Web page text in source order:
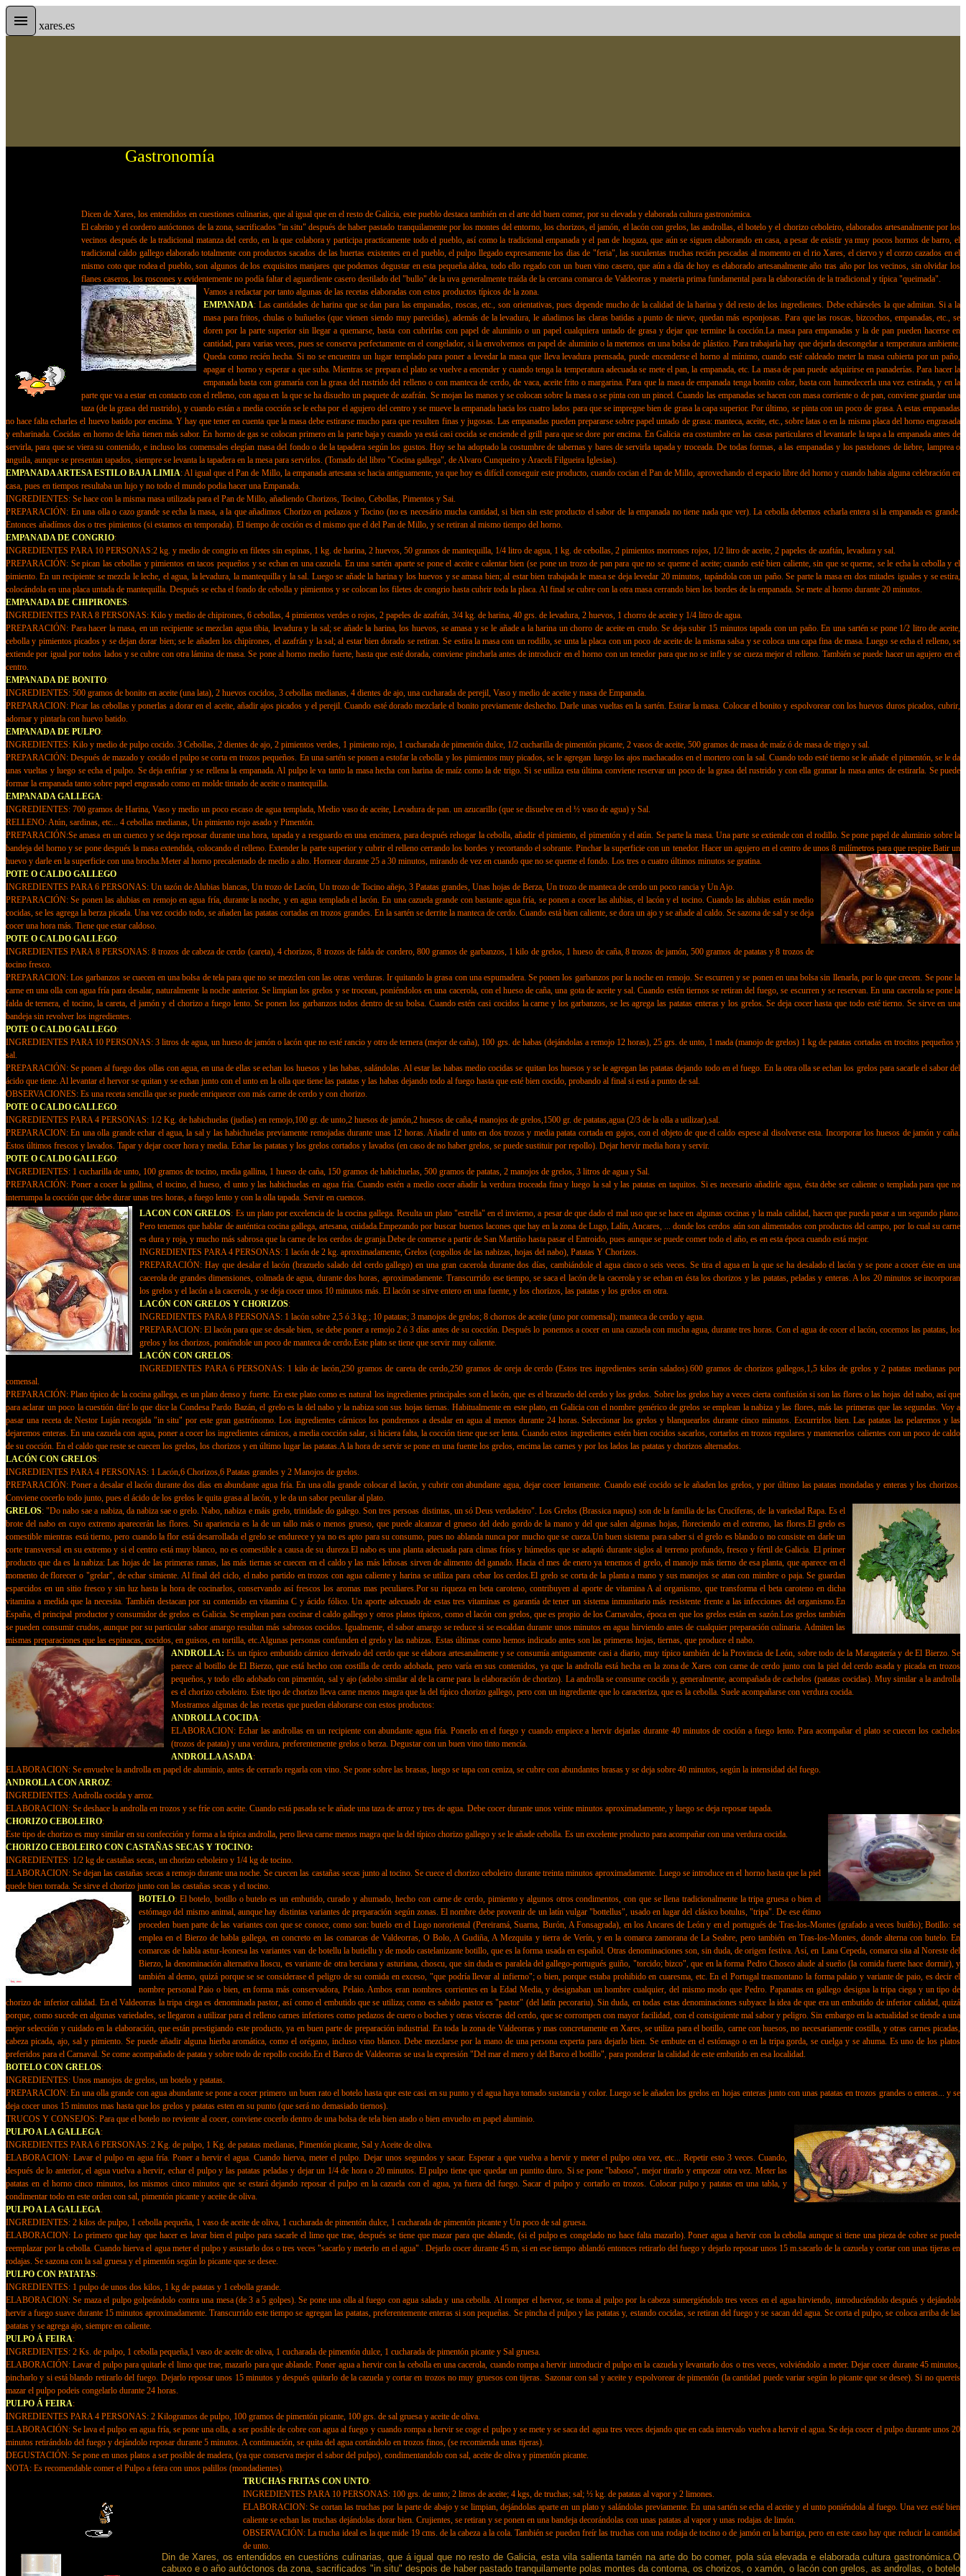
xares.es
Gastronomía
Dicen de Xares, los entendidos en cuestiones culinarias, que al igual que en el resto de Galicia, este pueblo destaca también en el arte del buen comer, por su elevada y elaborada cultura gastronómica.
El cabrito y el cordero autóctonos de la zona, sacrificados "in situ" después de haber pastado tranquilamente por los montes del entorno, los chorizos, el jamón, el lacón con grelos, las androllas, el botelo y el chorizo ceboleiro, elaborados artesanalmente por los
vecinos después de la tradicional matanza del cerdo, en la que colabora y participa practicamente todo el pueblo, así como la tradicional empanada y el pan de hogaza, que aún se siguen elaborando en casa, a pesar de existir ya muy pocos hornos de barro, el
tradicional caldo gallego elaborado totalmente con productos sacados de las huertas existentes en el pueblo, el pulpo llegado expresamente los dias de "feria", las suculentas truchas recién pescadas al momento en el rio Xares, el ciervo y el corzo cazados en el
mismo coto que rodea el pueblo, son algunos de los exquisitos manjares que podemos degustar en esta pequeña aldea, todo ello regado con un buen vino casero, que aún a día de hoy es elaborado artesanalmente año tras año por los vecinos, sin olvidar los
flanes caseros, los roscones y evidentemente no podía faltar el aguardiente casero destilado del "bullo" de la uva generalmente traída de la cercana comarca de Valdeorras y materia prima fundamental para la elaboración de la tradicional y típica "queimada".
Vamos a redactar por tanto algunas de las recetas elaboradas con estos productos típicos de la zona.
EMPANADA: Las cantidades de harina que se dan para las empanadas, roscas, etc., son orientativas, pues depende mucho de la calidad de la harina y del resto de los ingredientes. Debe echárseles la que admitan. Si a la
masa para fritos, chulas o buñuelos (que vienen siendo muy parecidas), además de la levadura, le añadimos las claras batidas a punto de nieve, quedan más esponjosas. Para que las roscas, bizcochos, empanadas, etc., se
doren por la parte superior sin llegar a quemarse, basta con cubrirlas con papel de aluminio o un papel cualquiera untado de grasa y dejar que termine la cocción.La masa para empanadas y la de pan pueden hacerse en
cantidad, para varias veces, pues se conserva perfectamente en el congelador, si la envolvemos en papel de aluminio o la metemos en una bolsa de plástico. Para trabajarla hay que dejarla descongelar a temperatura ambiente.
Queda como recién hecha. Si no se encuentra un lugar templado para poner a levedar la masa que lleva levadura prensada, puede encenderse el horno al mínimo, cuando esté caldeado meter la masa cubierta por un paño,
apagar el horno y esperar a que suba. Mientras se prepara el plato se vuelve a encender y cuando tenga la temperatura adecuada se mete el pan, la empanada, etc. La masa de pan puede adquirirse en panaderías. Para hacer la
empanada basta con gramaría con la grasa del rustrido del relleno o con manteca de cerdo, de vaca, aceite frito o margarina. Para que la masa de empanada tenga bonito color, basta con humedecerla una vez estirada, y en la
parte que va a estar en contacto con el relleno, con agua en la que se ha disuelto un paquete de azafrán. Se mojan las manos y se colocan sobre la masa o se pinta con un pincel. Cuando las empanadas se hacen con masa corriente o de pan, conviene guardar una
taza (de la grasa del rustrido), y cuando están a media cocción se le echa por el agujero del centro y se mueve la empanada hacia los cuatro lados para que se impregne bien de grasa la capa superior. Por último, se pinta con un poco de grasa. A estas empanadas
no hace falta echarles el huevo batido por encima. Y hay que tener en cuenta que la masa debe estirarse mucho para que resulten finas y jugosas. Las empanadas pueden prepararse sobre papel untado de grasa: manteca, aceite, etc., sobre latas o en la misma placa del horno engrasada
y enharinada. Cocidas en horno de leña tienen más sabor. En horno de gas se colocan primero en la parte baja y cuando ya está casi cocida se enciende el grill para que se dore por encima. En Galicia era costumbre en las casas particulares el levantarle la tapa a la empanada antes de
servirla, para que se viera su contenido, e incluso los comensales elegían masa del fondo o de la tapadera según los gustos. Hoy se ha adoptado la costumbre de tabernas y bares de servirla tapada y troceada. De todas formas, a las empanadas y los pastelones de liebre, lamprea o
anguila, aunque se presentan tapados, siempre se levanta la tapadera en la mesa para servirlos. (Tomado del libro "Cocina gallega", de Alvaro Cunqueiro y Araceli Filgueira Iglesias).
EMPANADA ARTESA ESTILO BAJA LIMIA:Al igual que el Pan de Millo, la empanada artesana se hacia antiguamente, ya que hoy es difícil conseguir este producto, cuando cocian el Pan de Millo, aprovechando el espacio libre del horno y cuando habia alguna celebración en
casa, pues en tiempos resultaba un lujo y no todo el mundo podia hacer una Empanada.
INGREDIENTES: Se hace con la misma masa utilizada para el Pan de Millo, añadiendo Chorizos, Tocino, Cebollas, Pimentos y Sai.
PREPARACIÓN: En una olla o cazo grande se echa la masa, a la que añadimos Chorizo en pedazos y Tocino (no es necesário mucha cantidad, si bien sin este producto el sabor de la empanada no tiene nada que ver). La cebolla debemos echarla entera si la empanada es grande.
Entonces añadímos dos o tres pimientos (si estamos en temporada). El tiempo de coción es el mismo que el del Pan de Millo, y se retiran al mismo tiempo del horno.
EMPANADA DE CONGRIO:
INGREDIENTES PARA 10 PERSONAS:2 kg. y medio de congrio en filetes sin espinas, 1 kg. de harina, 2 huevos, 50 gramos de mantequilla, 1/4 litro de agua, 1 kg. de cebollas, 2 pimientos morrones rojos, 1/2 litro de aceite, 2 papeles de azaftán, levadura y sal.
PREPARACIÓN: Se pican las cebollas y pimientos en tacos pequeños y se echan en una cazuela. En una sartén aparte se pone el aceite e calentar bien (se pone un trozo de pan para que no se queme el aceite; cuando esté bien caliente, sin que se queme, se le echa la cebolla y el
pimiento. En un recipiente se mezcla le leche, el agua, la levadura, la mantequilla y la sal. Luego se añade la harina y los huevos y se amasa bien; al estar bien trabajada le masa se deja levedar 20 minutos, tapándola con un paño. Se parte la masa en dos mitades iguales y se estira,
colocándola en una placa untada de mantequilla. Después se echa el fondo de cebolla y pimientos y se colocan los filetes de congrio hasta cubrir toda la placa. Al final se cubre con la otra masa cerrando bien los bordes de la empanada. Se mete al horno durante 20 minutos.
EMPANADA DE CHIPIRONES:
INGREDIENTES PARA 8 PERSONAS: Kilo y medio de chipirones, 6 cebollas, 4 pimientos verdes o rojos, 2 papeles de azafrán, 3/4 kg. de harina, 40 grs. de levadura, 2 huevos, 1 chorro de aceite y 1/4 litro de agua.
PREPARACIÓN: Para hacer la masa, en un recipiente se mezclan agua tibia, levadura y la sal; se añade la harina, los huevos, se amasa y se le añade a la harina un chorro de aceite en crudo. Se deja subir 15 minutos tapada con un paño. En una sartén se pone 1/2 litro de aceite,
cebolla y pimientos picados y se dejan dorar bien; se le añaden los chipirones, el azafrán y la sal; al estar bien dorado se retiran. Se estira la masa con un rodillo, se unta la placa con un poco de aceite de la misma salsa y se coloca una capa fina de masa. Luego se echa el relleno, se
extiende por igual por todos lados y se cubre con otra lámina de masa. Se pone al horno medio fuerte, hasta que esté dorada, conviene pincharla antes de introducir en el horno con un tenedor para que no se infle y se cueza mejor el relleno. También se puede hacer un agujero en el
centro.
EMPANADA DE BONITO:
INGREDIENTES: 500 gramos de bonito en aceite (una lata), 2 huevos cocidos, 3 cebollas medianas, 4 dientes de ajo, una cucharada de perejil, Vaso y medio de aceite y masa de Empanada.
PREPARACION: Picar las cebollas y ponerlas a dorar en el aceite, añadir ajos picados y el perejil. Cuando esté dorado mezclarle el bonito previamente deshecho. Darle unas vueltas en la sartén. Estirar la masa. Colocar el bonito y espolvorear con los huevos duros picados, cubrir,
adornar y pintarla con huevo batido.
EMPANADA DE PULPO:
INGREDIENTES: Kilo y medio de pulpo cocido. 3 Cebollas, 2 dientes de ajo, 2 pimientos verdes, 1 pimiento rojo, 1 cucharada de pimentón dulce, 1/2 cucharilla de pimentón picante, 2 vasos de aceite, 500 gramos de masa de maíz ó de masa de trigo y sal.
PREPARACIÓN: Después de mazado y cocido el pulpo se corta en trozos pequeños. En una sartén se ponen a estofar la cebolla y los pimientos muy picados, se le agregan luego los ajos machacados en el mortero con la sal. Cuando todo esté tierno se le añade el pimentón, se le da
unas vueltas y luego se echa el pulpo. Se deja enfriar y se rellena la empanada. Al pulpo le va tanto la masa hecha con harina de maíz como la de trigo. Si se utiliza esta última conviene reservar un poco de la grasa del rustrido y con ella gramar la masa antes de estirarla. Se puede
formar la empanada tanto sobre papel engrasado como en molde tintado de aceite o mantequilla.
EMPANADA GALLEGA:
INGREDIENTES: 700 gramos de Harina, Vaso y medio un poco escaso de agua templada, Medio vaso de aceite, Levadura de pan. un azucarillo (que se disuelve en el ½ vaso de agua) y Sal.
RELLENO: Atún, sardinas, etc... 4 cebollas medianas, Un pimiento rojo asado y Pimentón.
PREPARACIÓN:Se amasa en un cuenco y se deja reposar durante una hora, tapada y a resguardo en una encimera, para después rehogar la cebolla, añadir el pimiento, el pimentón y el atún. Se parte la masa. Una parte se extiende con el rodillo. Se pone papel de aluminio sobre la
bandeja del horno y se pone después la masa extendida, colocando el relleno. Extender la parte superior y cubrir el relleno cerrando los bordes y recortando el sobrante. Pinchar la superficie con un tenedor. Hacer un agujero en el centro de unos 8 milímetros para que respire.Batir un
huevo y darle en la superficie con una brocha.Meter al horno precalentado de medio a alto. Hornear durante 25 a 30 minutos, mirando de vez en cuando que no se queme el fondo. Los tres o cuatro últimos minutos se gratina.
POTE O CALDO GALLEGO
INGREDIENTES PARA 6 PERSONAS: Un tazón de Alubias blancas, Un trozo de Lacón, Un trozo de Tocino añejo, 3 Patatas grandes, Unas hojas de Berza, Un trozo de manteca de cerdo un poco rancia y Un Ajo.
PREPARACIÓN: Se ponen las alubias en remojo en agua fría, durante la noche, y en agua templada el lacón. En una cazuela grande con bastante agua fría, se ponen a cocer las alubias, el lacón y el tocino. Cuando las alubias están medio
cocidas, se les agrega la berza picada. Una vez cocido todo, se añaden las patatas cortadas en trozos grandes. En la sartén se derrite la manteca de cerdo. Cuando está bien caliente, se dora un ajo y se añade al caldo. Se sazona de sal y se deja
cocer una hora más. Tiene que estar caldoso.
POTE O CALDO GALLEGO:
INGREDIENTES PARA 8 PERSONAS: 8 trozos de cabeza de cerdo (careta), 4 chorizos, 8 trozos de falda de cordero, 800 gramos de garbanzos, 1 kilo de grelos, 1 hueso de caña, 8 trozos de jamón, 500 gramos de patatas y 8 trozos de
tocino fresco.
PREPARACION: Los garbanzos se cuecen en una bolsa de tela para que no se mezclen con las otras verduras. Ir quitando la grasa con una espumadera. Se ponen los garbanzos por la noche en remojo. Se escurren y se ponen en una bolsa sin llenarla, por lo que crecen. Se pone la
carne en una olla con agua fría para desalar, naturalmente la noche anterior. Se limpian los grelos y se trocean, poniéndolos en una cacerola, con el hueso de caña, una gota de aceite y sal. Cuando estén tiernos se retiran del fuego, se escurren y se reservan. En una cacerola se pone la
falda de ternera, el tocino, la careta, el jamón y el chorizo a fuego lento. Se ponen los garbanzos todos dentro de su bolsa. Cuando estén casi cocidos la carne y los garbanzos, se les agrega las patatas enteras y los grelos. Se deja cocer hasta que todo esté tierno. Se sirve en una
bandeja sin revolver los ingredientes.
POTE O CALDO GALLEGO:
INGREDIENTES PARA 10 PERSONAS: 3 litros de agua, un hueso de jamón o lacón que no esté rancio y otro de ternera (mejor de caña), 100 grs. de habas (dejándolas a remojo 12 horas), 25 grs. de unto, 1 mada (manojo de grelos) 1 kg de patatas cortadas en trocitos pequeños y
sal.
PREPARACIÓN: Se ponen al fuego dos ollas con agua, en una de ellas se echan los huesos y las habas, salándolas. Al estar las habas medio cocidas se quitan los huesos y se le agregan las patatas dejando todo en el fuego. En la otra olla se echan los grelos para sacarle el sabor del
ácido que tiene. Al levantar el hervor se quitan y se echan junto con el unto en la olla que tiene las patatas y las habas dejando todo al fuego hasta que esté bien cocido, probando al final si está a punto de sal.
OBSERVACIONES: Es una receta sencilla que se puede enriquecer con más carne de cerdo y con chorizo.
POTE O CALDO GALLEGO:
INGREDIENTES PARA 4 PERSONAS: 1/2 Kg. de habichuelas (judías) en remojo,100 gr. de unto,2 huesos de jamón,2 huesos de caña,4 manojos de grelos,1500 gr. de patatas,agua (2/3 de la olla a utilizar),sal.
PREPARACION: En una olla grande echar el agua, la sal y las habichuelas previamente remojadas durante unas 12 horas. Añadir el unto en dos trozos y media patata cortada en gajos, con el objeto de que el caldo espese al disolverse esta. Incorporar los huesos de jamón y caña.
Estos últimos frescos y lavados. Tapar y dejar cocer hora y media. Echar las patatas y los grelos cortados y lavados (en caso de no haber grelos, se puede sustituir por repollo). Dejar hervir media hora y servir.
POTE O CALDO GALLEGO:
INGREDIENTES: 1 cucharilla de unto, 100 gramos de tocino, media gallina, 1 hueso de caña, 150 gramos de habichuelas, 500 gramos de patatas, 2 manojos de grelos, 3 litros de agua y Sal.
PREPARACIÓN: Poner a cocer la gallina, el tocino, el hueso, el unto y las habichuelas en agua fría. Cuando estén a medio cocer añadir la verdura troceada fina y luego la sal y las patatas en taquitos. Si es necesario añadirle agua, ésta debe ser caliente o templada para que no
interrumpa la cocción que debe durar unas tres horas, a fuego lento y con la olla tapada. Servir en cuencos.
LACON CON GRELOS: Es un plato por excelencia de la cocina gallega. Resulta un plato "estrella" en el invierno, a pesar de que dado el mal uso que se hace en algunas cocinas y la mala calidad, hacen que pueda pasar a un segundo plano.
Pero tenemos que hablar de auténtica cocina gallega, artesana, cuidada.Empezando por buscar buenos lacones que hay en la zona de Lugo, Lalín, Ancares, ... donde los cerdos aún son alimentados con productos del campo, por lo cual su carne
es dura y roja, y mucho más sabrosa que la carne de los cerdos de granja.Debe de comerse a partir de San Martiño hasta pasar el Entroido, pues aunque se puede comer todo el año, es en esta época cuando está mejor.
INGREDIENTES PARA 4 PERSONAS: 1 lacón de 2 kg. aproximadamente, Grelos (cogollos de las nabizas, hojas del nabo), Patatas Y Chorizos.
PREPARACIÓN: Hay que desalar el lacón (brazuelo salado del cerdo gallego) en una gran cacerola durante dos días, cambiándole el agua cinco o seis veces. Se tira el agua en la que se ha desalado el lacón y se pone a cocer éste en una
cacerola de grandes dimensiones, colmada de agua, durante dos horas, aproximadamente. Transcurrido ese tiempo, se saca el lacón de la cacerola y se echan en ésta los chorizos y las patatas, peladas y enteras. A los 20 minutos se incorporan
los grelos y el lacón a la cacerola, y se deja cocer unos 10 minutos más. El lacón se sirve entero en una fuente, y los chorizos, las patatas y los grelos en otra.
LACÓN CON GRELOS Y CHORIZOS:
INGREDIENTES PARA 8 PERSONAS: 1 lacón sobre 2,5 ó 3 kg.; 10 patatas; 3 manojos de grelos; 8 chorros de aceite (uno por comensal); manteca de cerdo y agua.
PREPARACION: El lacón para que se desale bien, se debe poner a remojo 2 ó 3 días antes de su cocción. Después lo ponemos a cocer en una cazuela con mucha agua, durante tres horas. Con el agua de cocer el lacón, cocemos las patatas, los
grelos y los chorizos, poniéndole un poco de manteca de cerdo.Este plato se tiene que servir muy caliente.
LACÓN CON GRELOS:
INGREDIENTES PARA 6 PERSONAS: 1 kilo de lacón,250 gramos de careta de cerdo,250 gramos de oreja de cerdo (Estos tres ingredientes serán salados).600 gramos de chorizos gallegos,1,5 kilos de grelos y 2 patatas medianas por
comensal.
PREPARACIÓN: Plato típico de la cocina gallega, es un plato denso y fuerte. En este plato como es natural los ingredientes principales son el lacón, que es el brazuelo del cerdo y los grelos. Sobre los grelos hay a veces cierta confusión si son las flores o las hojas del nabo, así que
para aclarar un poco la cuestión diré lo que dice la Condesa Pardo Bazán, el grelo es la del nabo y la nabiza son sus hojas tiernas. Habitualmente en este plato, en Galicia con el nombre genérico de grelos se emplean la nabiza y las flores, más las primeras que las segundas. Voy a
pasar una receta de Nestor Luján recogida "in situ" por este gran gastrónomo. Los ingredientes cárnicos los pondremos a desalar en agua al menos durante 24 horas. Seleccionar los grelos y blanquearlos durante cinco minutos. Escurrirlos bien. Las patatas las pelaremos y las
dejaremos enteras. En una cazuela con agua, poner a cocer los ingredientes cárnicos, a media cocción salar, si hiciera falta, la cocción tiene que ser lenta. Cuando estos ingredientes estén bien cocidos sacarlos, cortarlos en trozos regulares y mantenerlos calientes con un poco de caldo
de su cocción. En el caldo que reste se cuecen los grelos, los chorizos y en último lugar las patatas.A la hora de servir se pone en una fuente los grelos, encima las carnes y por los lados las patatas y chorizos alternados.
LACÓN CON GRELOS:
INGREDIENTES PARA 4 PERSONAS: 1 Lacón,6 Chorizos,6 Patatas grandes y 2 Manojos de grelos.
PREPARACIÓN: Poner a desalar el lacón durante dos días en abundante agua fría. En una olla grande colocar el lacón, y cubrir con abundante agua, dejar cocer lentamente. Cuando esté cocido se le añaden los grelos, y por último las patatas mondadas y enteras y los chorizos.
Conviene cocerlo todo junto, pues el ácido de los grelos le quita grasa al lacón, y le da un sabor peculiar al plato.
GRELOS: "Do nabo sae a nabiza, da nabiza sae o grelo. Nabo, nabiza e máis grelo, trinidade do galego. Son tres persoas distintas, un só Deus verdadeiro". Los Grelos (Brassica napus) son de la familia de las Crucíferas, de la variedad Rapa. Es el
brote del nabo en cuyo extremo aparecerán las flores. Su apariencia es la de un tallo más o menos grueso, que puede alcanzar el grueso del dedo gordo de la mano y del que salen algunas hojas, floreciendo en el extremo, las flores.El grelo es
comestible mientras está tierno, pero cuando la flor está desarrollada el grelo se endurece y ya no es apto para su consumo, pues no ablanda nunca por mucho que se cueza.Un buen sistema para saber si el grelo es blando o no consiste en darle un
corte transversal en su extremo y si el centro está muy blanco, no es comestible a causa de su dureza.El nabo es una planta adecuada para climas fríos y húmedos que se adaptó durante siglos al terreno profundo, fresco y fértil de Galicia. El primer
producto que da es la nabiza: Las hojas de las primeras ramas, las más tiernas se cuecen en el caldo y las más leñosas sirven de alimento del ganado. Hacia el mes de enero ya tenemos el grelo, el manojo más tierno de esa planta, que aparece en el
momento de florecer o "grelar", de echar simiente. Al final del ciclo, el nabo partido en trozos con agua caliente y harina se utiliza para cebar los cerdos.El grelo se corta de la planta a mano y sus manojos se atan con mimbre o paja. Se guardan
esparcidos en un sitio fresco y sin luz hasta la hora de cocinarlos, conservando así frescos los aromas mas peculiares.Por su riqueza en beta caroteno, contribuyen al aporte de vitamina A al organismo, que transforma el beta caroteno en dicha
vitamina a medida que la necesita. También destacan por su contenido en vitamina C y ácido fólico. Un aporte adecuado de estas tres vitaminas es garantía de tener un sistema inmunitario más resistente frente a las infecciones del organismo.En
España, el principal productor y consumidor de grelos es Galicia. Se emplean para cocinar el caldo gallego y otros platos típicos, como el lacón con grelos, que es propio de los Carnavales, época en que los grelos están en sazón.Los grelos también
se pueden consumir crudos, aunque por su particular sabor amargo resultan más sabrosos cocidos. Igualmente, el sabor amargo se reduce si se escaldan durante unos minutos en agua hirviendo antes de cualquier preparación culinaria. Admiten las
mismas preparaciones que las espinacas, cocidos, en guisos, en tortilla, etc.Algunas personas confunden el grelo y las nabizas. Estas últimas como hemos indicado antes son las primeras hojas, tiernas, que produce el nabo.
ANDROLLA: Es un típico embutido cárnico derivado del cerdo que se elabora artesanalmente y se consumía antiguamente casi a diario, muy típico también de la Provincia de León, sobre todo de la Maragatería y de El Bierzo. Se
parece al botillo de El Bierzo, que está hecho con costilla de cerdo adobada, pero varía en sus contenidos, ya que la androlla está hecha en la zona de Xares con carne de cerdo junto con la piel del cerdo asada y picada en trozos
pequeños, y todo ello adobado con pimentón, sal y ajo (adobo similar al de la carne para la elaboración de chorizo). La androlla se consume cocida y, generalmente, acompañada de cachelos (patatas cocidas). Muy similar a la androlla
es el chorizo ceboleiro. Este tipo de chorizo lleva carne menos magra que la del típico chorizo gallego, pero con un ingrediente que lo caracteriza, que es la cebolla. Suele acompañarse con verdura cocida.
Mostramos algunas de las recetas que pueden elaborarse con estos productos:
ANDROLLA COCIDA:
ELABORACION: Echar las androllas en un recipiente con abundante agua fría. Ponerlo en el fuego y cuando empiece a hervir dejarlas durante 40 minutos de coción a fuego lento. Para acompañar el plato se cuecen los cachelos
(trozos de patata) y una verdura, preferentemente grelos o berza. Degustar con un buen vino tinto mencía.
ANDROLLA ASADA:
ELABORACION: Se envuelve la androlla en papel de aluminio, antes de cerrarlo regarla con vino. Se pone sobre las brasas, luego se tapa con ceniza, se cubre con abundantes brasas y se deja sobre 40 minutos, según la intensidad del fuego.
ANDROLLA CON ARROZ:
INGREDIENTES: Androlla cocida y arroz.
ELABORACION: Se deshace la androlla en trozos y se fríe con aceite. Cuando está pasada se le añade una taza de arroz y tres de agua. Debe cocer durante unos veinte minutos aproximadamente, y luego se deja reposar tapada.
CHORIZO CEBOLEIRO:
Este tipo de chorizo es muy similar en su confección y forma a la típica androlla, pero lleva carne menos magra que la del típico chorizo gallego y se le añade cebolla. Es un excelente producto para acompañar con una verdura cocida.
CHORIZO CEBOLEIRO CON CASTAÑAS SECAS Y TOCINO:
INGREDIENTES: 1/2 kg de castañas secas, un chorizo ceboleiro y 1/4 kg de tocino.
ELABORACION: Se dejan las castañas secas a remojo durante una noche. Se cuecen las castañas secas junto al tocino. Se cuece el chorizo ceboleiro durante treinta minutos aproximadamente. Luego se introduce en el horno hasta que la piel
quede bien torrada. Se sirve el chorizo junto con las castañas secas y el tocino.
BOTELO: El botelo, botillo o butelo es un embutido, curado y ahumado, hecho con carne de cerdo, pimiento y algunos otros condimentos, con que se llena tradicionalmente la tripa gruesa o bien el
estómago del mismo animal, aunque hay distintas variantes de preparación según zonas. El nombre debe provenir de un latín vulgar "bottellus", usado en lugar del clásico botulus, "tripa". De ese étimo
proceden buen parte de las variantes con que se conoce, como son: butelo en el Lugo nororiental (Pereiramá, Suarna, Burón, A Fonsagrada), en los Ancares de León y en el portugués de Tras-los-Montes (grafado a veces butêlo); Botillo: se
emplea en el Bierzo de habla gallega, en concreto en las comarcas de Valdeorras, O Bolo, A Gudiña, A Mezquita y tierra de Verín, y en la comarca zamorana de La Seabre, pero también en Tras-los-Montes, donde alterna con butelo. En
comarcas de habla astur-leonesa las variantes van de botellu la butiellu y de modo castelanizante botillo, que es la forma usada en español. Otras denominaciones son, sin duda, de origen festiva. Así, en Lana Cepeda, comarca sita al Noreste del
Bierzo, la denominación alternativa lloscu, es variante de otra berciana y asturiana, choscu, que sin duda es paralela del gallego-portugués guiño, "torcido; bizco", que en la forma Pedro Chosco alude al sueño (la comida fuerte hace dormir), y
también al demo, quizá porque se se considerase el peligro de su comida en exceso, "que podría llevar al infierno"; o bien, porque estaba prohibido en cuaresma, etc. En el Portugal trasmontano la forma palaio y variante de paio, es decir el
nombre personal Paio o bien, en forma más conservadora, Pelaio. Ambos eran nombres corrientes en la Edad Media, y designaban un hombre cualquier, del mismo modo que Pedro. Papanatas en gallego designa la tripa ciega y un tipo de
chorizo de inferior calidad. En el Valdeorras la tripa ciega es denominada pastor, así como el embutido que se utiliza; como es sabido pastor es "pastor" (del latín pecorariu). Sin duda, en todas estas denominaciones subyace la idea de que era un embutido de inferior calidad, quizá
porque, como sucede en algunas variedades, se llegaron a utilizar para el relleno carnes inferiores como pedazos de cuero o boches y otras vísceras del cerdo, que se corrompen con mayor facilidad, con el consiguiente mal sabor y peligro. Sin embargo en la actualidad se tiende a una
mejor selección y cuidado en la elaboración, que están prestigiando este producto, ya en buen parte de preparación industrial. En toda la zona de Valdeorras y mas concretamente en Xares, se utiliza para el botillo, carne con huesos, no necesariamente costilla, y otras carnes picadas,
cabeza picada, ajo, sal y pimiento. Se puede añadir alguna hierba aromática, como el orégano, incluso vino blanco. Debe mezclarse por la mano de una persona experta para dejarlo bien. Se embute en el estómago o en la tripa gorda, se cuelga y se ahuma. Es uno de los platos
preferidos para el Carnaval. Se come acompañado de patata y sobre todo de repollo cocido.En el Barco de Valdeorras se usa la expresión "Del mar el mero y del Barco el botillo", para ponderar la calidad de este embutido en esa localidad.
BOTELO CON GRELOS:
INGREDIENTES: Unos manojos de grelos, un botelo y patatas.
PREPARACION: En una olla grande con agua abundante se pone a cocer primero un buen rato el botelo hasta que este casi en su punto y el agua haya tomado sustancia y color. Luego se le añaden los grelos en hojas enteras junto con unas patatas en trozos grandes o enteras... y se
deja cocer unos 15 minutos mas hasta que los grelos y patatas esten en su punto (que será no demasiado tiernos).
TRUCOS Y CONSEJOS: Para que el botelo no reviente al cocer, conviene cocerlo dentro de una bolsa de tela bien atado o bien envuelto en papel aluminio.
PULPO A LA GALLEGA:
INGREDIENTES PARA 6 PERSONAS: 2 Kg. de pulpo, 1 Kg. de patatas medianas, Pimentón picante, Sal y Aceite de oliva.
ELABORACION: Lavar el pulpo en agua fría. Poner a hervir el agua. Cuando hierva, meter el pulpo. Dejar unos segundos y sacar. Esperar a que vuelva a hervir y meter el pulpo otra vez, etc... Repetir esto 3 veces. Cuando,
después de lo anterior, el agua vuelva a hervir, echar el pulpo y las patatas peladas y dejar un 1/4 de hora o 20 minutos. El pulpo tiene que quedar un puntito duro. Si se pone "baboso", mejor tirarlo y empezar otra vez. Meter las
patatas en el horno cinco minutos, los mismos cinco minutos que se estará dejando reposar el pulpo en la cazuela con el agua, ya fuera del fuego. Sacar el pulpo y cortarlo en trozos. Colocar pulpo y patatas en una tabla, y
condimentar todo en este orden con sal, pimentón picante y aceite de oliva.
PULPO A LA GALLEGA.
INGREDIENTES: 2 kilos de pulpo, 1 cebolla pequeña, 1 vaso de aceite de oliva, 1 cucharada de pimentón dulce, 1 cucharada de pimentón picante y Un poco de sal gruesa.
ELABORACION: Lo primero que hay que hacer es lavar bien el pulpo para sacarle el limo que trae, después se tiene que mazar para que ablande, (si el pulpo es congelado no hace falta mazarlo). Poner agua a hervir con la cebolla aunque si tiene una pieza de cobre se puede
reemplazar por la cebolla. Cuando hierva el agua meter el pulpo y asustarlo dos o tres veces "sacarlo y meterlo en el agua" . Dejarlo cocer durante 45 m, si en ese tiempo ablandó entonces retirarlo del fuego y dejarlo reposar unos 15 m.sacarlo de la cazuela y cortar con unas tijeras en
rodajas. Se sazona con la sal gruesa y el pimentón según lo picante que se desee.
PULPO CON PATATAS:
INGREDIENTES: 1 pulpo de unos dos kilos, 1 kg de patatas y 1 cebolla grande.
ELABORACION: Se maza el pulpo golpeándolo contra una mesa (de 3 a 5 golpes). Se pone una olla al fuego con agua salada y una cebolla. Al romper el hervor, se toma al pulpo por la cabeza sumergiéndolo tres veces en el agua hirviendo, introduciéndolo después y dejándolo
hervir a fuego suave durante 15 minutos aproximadamente. Transcurrido este tiempo se agregan las patatas, preferentemente enteras si son pequeñas. Se pincha el pulpo y las patatas y, estando cocidas, se retiran del fuego y se sacan del agua. Se corta el pulpo, se coloca arriba de las
patatas y se agrega ajo, siempre en caliente.
PULPO Á FEIRA:
INGREDIENTES: 2 Ks. de pulpo, 1 cebolla pequeña,1 vaso de aceite de oliva, 1 cucharada de pimentón dulce, 1 cucharada de pimentón picante y Sal gruesa.
ELABORACIÓN: Lavar el pulpo para quitarle el limo que trae, mazarlo para que ablande. Poner agua a hervir con la cebolla en una cacerola, cuando rompa a hervir introducir el pulpo en la cazuela y levantarlo dos o tres veces, volviéndolo a meter. Dejar cocer durante 45 minutos,
pincharlo y si está blando retirarlo del fuego. Dejarlo reposar unos 15 minutos y después quitarlo de la cazuela y cortar en trozos no muy gruesos con tijeras. Sazonar con sal y aceite y espolvorear de pimentón (la cantidad puede variar según lo picante que se desee). Si no quereis
mazar el pulpo podeis congelarlo durante 24 horas.
PULPO Á FEIRA:
INGREDIENTES PARA 4 PERSONAS: 2 Kilogramos de pulpo, 100 gramos de pimentón picante, 100 grs. de sal gruesa y aceite de oliva.
ELABORACIÓN: Se lava el pulpo en agua fría, se pone una olla, a ser posible de cobre con agua al fuego y cuando rompa a hervir se coge el pulpo y se mete y se saca del agua tres veces dejando que en cada intervalo vuelva a hervir el agua. Se deja cocer el pulpo durante unos 20
minutos retirándolo del fuego y dejándolo reposar durante 5 minutos. A continuación, se quita del agua cortándolo en trozos finos, (se recomienda unas tijeras).
DEGUSTACIÓN: Se pone en unos platos a ser posible de madera, (ya que conserva mejor el sabor del pulpo), condimentandolo con sal, aceite de oliva y pimentón picante.
NOTA: Es recomendable comer el Pulpo a feira con unos palillos (mondadientes).
TRUCHAS FRITAS CON UNTO:
INGREDIENTES PARA 10 PERSONAS: 100 grs. de unto; 2 litros de aceite; 4 kgs, de truchas; sal; ½ kg. de patatas al vapor y 2 limones.
ELABORACION: Se cortan las truchas por la parte de abajo y se limpian, dejándolas aparte en un plato y salándolas previamente. En una sartén se echa el aceite y el unto poniéndola al fuego. Una vez esté bien
caliente se echan las truchas dejándolas dorar bien. Crujientes, se retiran y se ponen en una bandeja decorándolas con unas patatas al vapor y unas rodajas de limón.
OBSERVACIÓN: La trucha ideal es la que mide 19 cms. de la cabeza a la cola. También se pueden freír las truchas con una rodaja de tocino o de jamón en la barriga, pero en este caso hay que reducir la cantidad
de unto.
Din de Xares, os entendidos en cuestións culinarias, que á igual que no resto de Galicia, esta vila salienta tamén na arte do bo comer, pola súa elevada e elaborada cultura gastronómica.O
cabuxo e o año autóctonos da zona, sacrificados "in situ" despois de haber pastado tranquilamente polas montes da contorna, os chorizos, o xamón, o lacón con grelos, as androllas, o botelo